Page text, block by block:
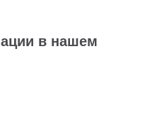
в нашем